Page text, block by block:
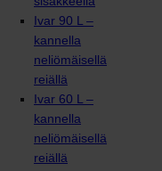
Ivar 90 L –
kannella
neliömäisellä
reiällä
Ivar 60 L –
kannella
neliömäisellä
reiällä